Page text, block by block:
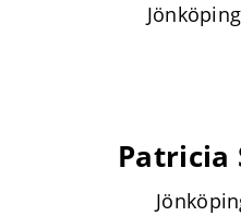
Patricia